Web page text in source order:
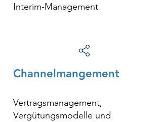
Interim-Management
Channelmangement
Vertragsmanagement,
Vergütungsmodelle und